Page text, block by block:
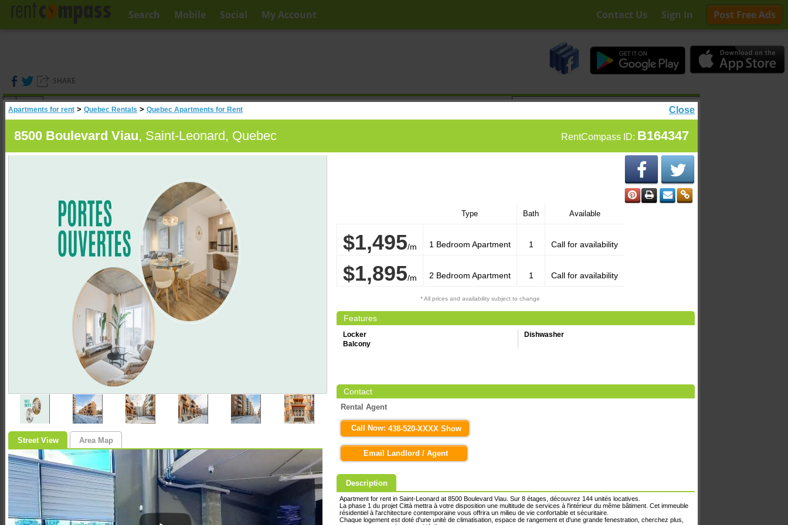
Contact Us Sign In Post Free Ads
Search Mobile Social My Account
SHARE
(0)
Search
Close
Apartments for rent > Quebec Rentals > Quebec Apartments for Rent
RentCompass ID: B164347
8500 Boulevard Viau, Saint-Leonard, Quebec
Street View Area Map
Type Bath Available
$1,495/m 1 Bedroom Apartment 1 Call for availability
$1,895/m 2 Bedroom Apartment 1 Call for availability
* All prices and availability subject to change
Features
Locker
Dishwasher
Balcony
Contact
Rental Agent
Call Now: 438-520-XXXX Show
Email Landlord / Agent
Description
Apartment for rent in Saint-Leonard at 8500 Boulevard Viau. Sur 8 étages, découvrez 144 unités locatives.
La phase 1 du projet Città mettra à votre disposition une multitude de services à l'intérieur du même bâtiment. Cet immeuble
résidentiel à l'architecture contemporaine vous offrira un milieu de vie confortable et sécuritaire.
Chaque logement est doté d'une unité de climatisation, espace de rangement et d'une grande fenestration, cherchez plus,